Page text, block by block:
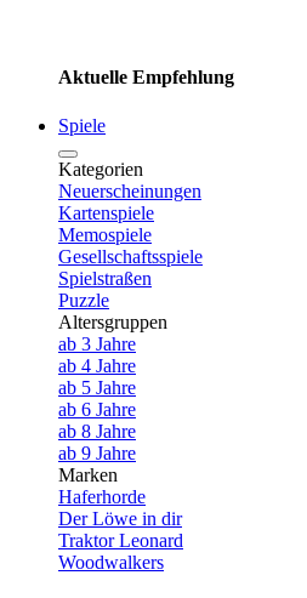
Aktuelle Empfehlung
Spiele
Kategorien
Neuerscheinungen
Kartenspiele
Memospiele
Gesellschaftsspiele
Spielstraßen
Puzzle
Altersgruppen
ab 3 Jahre
ab 4 Jahre
ab 5 Jahre
ab 6 Jahre
ab 8 Jahre
ab 9 Jahre
Marken
Haferhorde
Der Löwe in dir
Traktor Leonard
Woodwalkers